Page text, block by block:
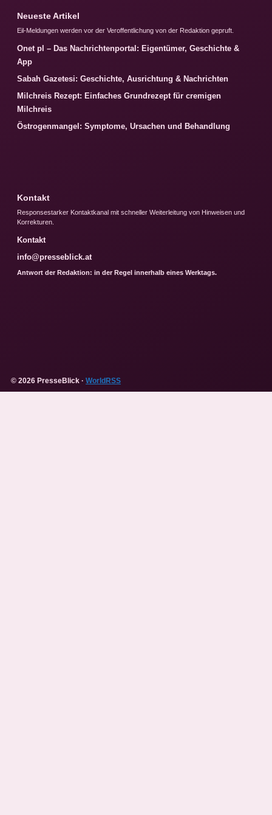
Neueste Artikel
Eil-Meldungen werden vor der Veroffentlichung von der Redaktion gepruft.
Onet pl – Das Nachrichtenportal: Eigentümer, Geschichte &
App
Sabah Gazetesi: Geschichte, Ausrichtung & Nachrichten
Milchreis Rezept: Einfaches Grundrezept für cremigen
Milchreis
Östrogenmangel: Symptome, Ursachen und Behandlung
Kontakt
Responsestarker Kontaktkanal mit schneller Weiterleitung von Hinweisen und
Korrekturen.
Kontakt
info@presseblick.at
Antwort der Redaktion: in der Regel innerhalb eines Werktags.
© 2026 PresseBlick · WorldRSS